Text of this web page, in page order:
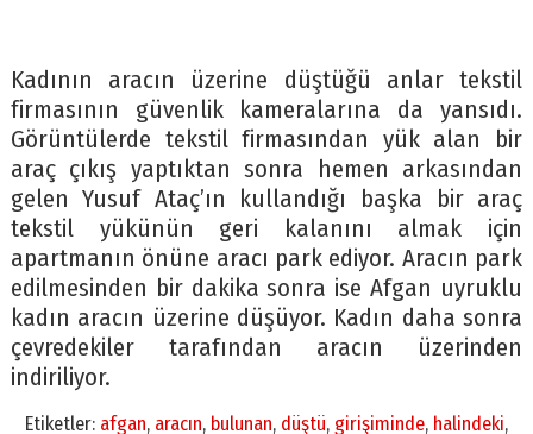
Kadının aracın üzerine düştüğü anlar tekstil
firmasının güvenlik kameralarına da yansıdı.
Görüntülerde tekstil firmasından yük alan bir
araç çıkış yaptıktan sonra hemen arkasından
gelen Yusuf Ataç’ın kullandığı başka bir araç
tekstil yükünün geri kalanını almak için
apartmanın önüne aracı park ediyor. Aracın park
edilmesinden bir dakika sonra ise Afgan uyruklu
kadın aracın üzerine düşüyor. Kadın daha sonra
çevredekiler tarafından aracın üzerinden
indiriliyor.
Etiketler: afgan, aracın, bulunan, düştü, girişiminde, halindeki,